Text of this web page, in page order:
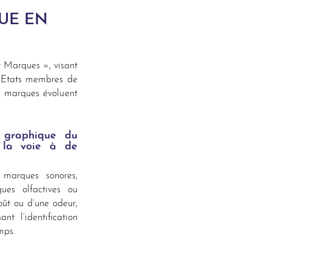
EN
Marques », visant
membres de
évoluent
graphique du
la voie à de
sonores,
olfactives ou
ou d’une odeur,
l’identification